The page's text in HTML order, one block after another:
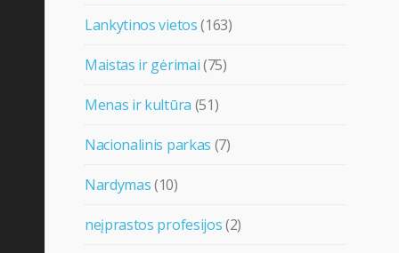
Lankytinos vietos(163)
Maistas ir gėrimai(75)
Menas ir kultūra (51)
Nacionalinis parkas (7)
Nardymas(10)
neįprastos profesijos(2)